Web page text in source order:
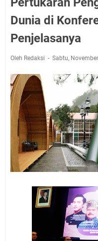
Dunia di
Penjelasanya
Oleh Redaksi Sabtu,